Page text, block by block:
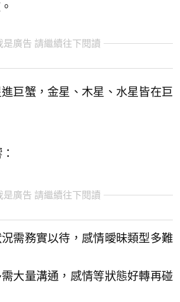
是廣告 請繼續往下閱讀
巨蟹，金星、木星、水星皆在巨
是廣告 請繼續往下閱讀
需務實以待，感情曖昧類型多難
大量溝通，感情等狀態好轉再碰